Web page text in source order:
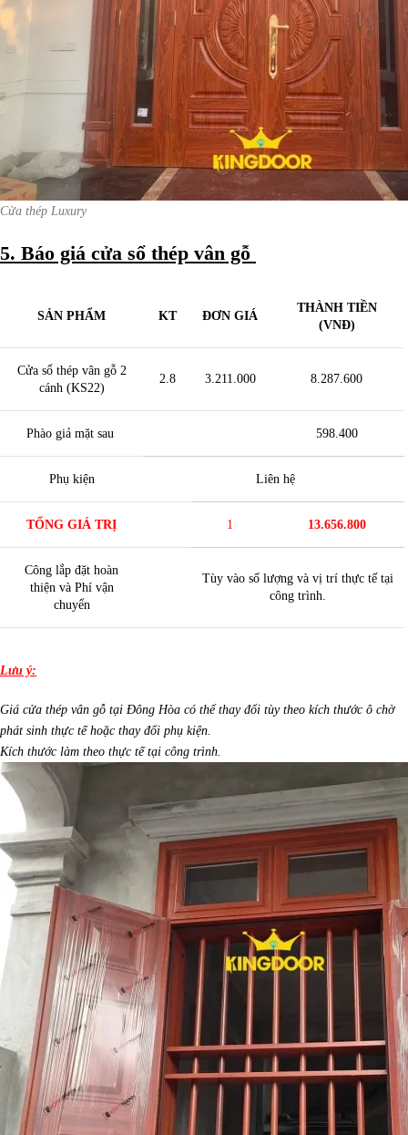
Cửa thép Luxury
5. Báo giá cửa sổ thép vân gỗ
SẢN PHẨM KT ĐƠN GIÁ
THÀNH TIỀN
(VNĐ)
Cửa sổ thép vân gỗ 2
cánh (KS22)
2.8 3.211.000 8.287.600
Phào giả mặt sau 598.400
Phụ kiện Liên hệ
TỔNG GIÁ TRỊ 1 13.656.800
Công lắp đặt hoàn
thiện và Phí vận
chuyển
Tùy vào số lượng và vị trí thực tế tại
công trình.
Lưu ý:
Giá cửa thép vân gỗ tại Đông Hòa có thể thay đổi tùy theo kích thước ô chờ
phát sinh thực tế hoặc thay đổi phụ kiện.
Kích thước làm theo thực tế tại công trình.